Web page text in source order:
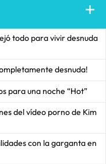
todo para vivir desnuda
desnuda!
para una noche “Hot”
del vídeo porno de Kim
con la garganta en